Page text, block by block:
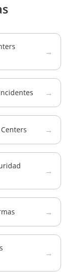
→
→
→
→
→
→